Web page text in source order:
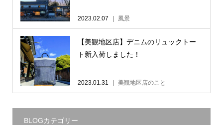
2023.02.07 風景
【美観地区店】デニムのリュックトー
ト新入荷しました！
2023.01.31 美観地区店のこと
BLOGカテゴリー